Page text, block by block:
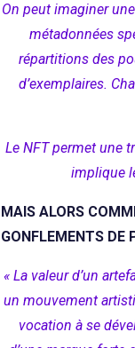
On peut imaginer
métadonnées
répartitions des
d’exemplaires.
Le NFT permet une
implique
MAIS ALORS
GONFLEMENTS DE
« La valeur d’un
un mouvement
vocation à se